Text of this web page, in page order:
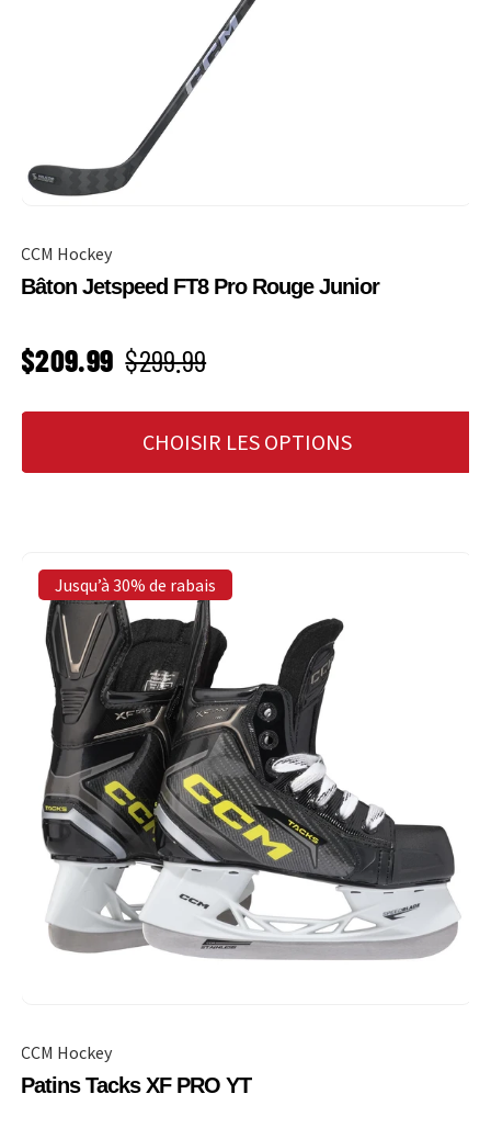
CCM Hockey
Bâton Jetspeed FT8 Pro Rouge Junior
PRIX SOLDÉ
$209.99 Prix habituel
$299.99
CHOISIR LES OPTIONS
Jusqu’à 30% de rabais
CCM Hockey
Patins Tacks XF PRO YT